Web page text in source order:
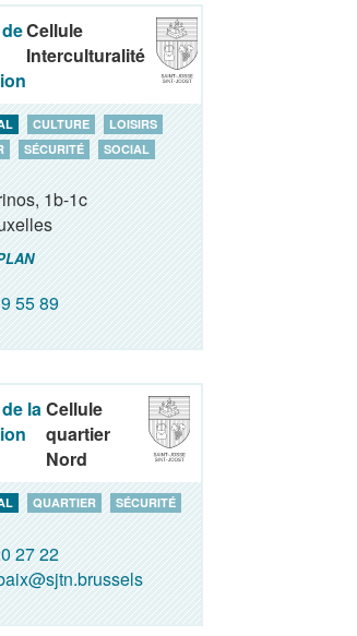
Cellule
Interculturalité
CULTURE
LOISIRS
SÉCURITÉ SOCIAL
1b-1c
55 89
laCellule
quartier
Nord
QUARTIER SÉCURITÉ
27 22